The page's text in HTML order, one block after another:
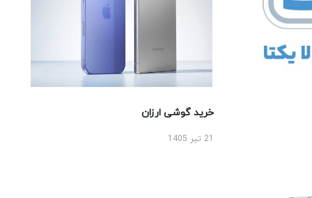
خرید گوشی ارزان